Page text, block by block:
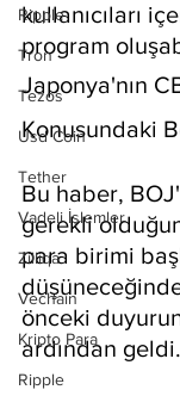
Ripple
Tron
Tezos
Usd Coin
Tether
Vadeli İşlemler
Zilliqa
Vechain
Kripto Para
Ripple
kullanıcıları
program
Japonya'nın
Konusundaki
Bu haber,
gerekli
para birimi
önceki
ardından geldi.